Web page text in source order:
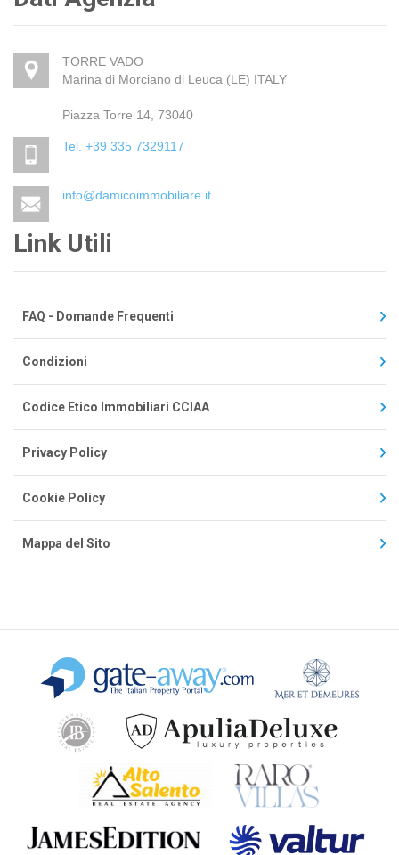
TORRE VADO
Marina di Morciano di Leuca (LE) ITALY
Piazza Torre 14, 73040
Tel. +39 335 7329117
info@damicoimmobiliare.it
Link Utili
FAQ - Domande Frequenti
Condizioni
Codice Etico Immobiliari CCIAA
Privacy Policy
Cookie Policy
Mappa del Sito